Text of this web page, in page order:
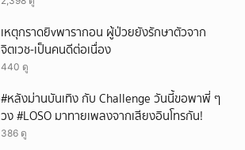
เหตุกราดยิvพารากอน ผู้ป่วยยังรักษาตัวจาก
จิตเวช-เป็นคนดีต่อเนื่อง
440 ดู
#หลังม่านบันเทิง กับ Challenge วันนี้ขอพาพี่ ๆ
วง #LOSO มาทายเพลงจากเสียงอินโทรกัน!
386 ดู